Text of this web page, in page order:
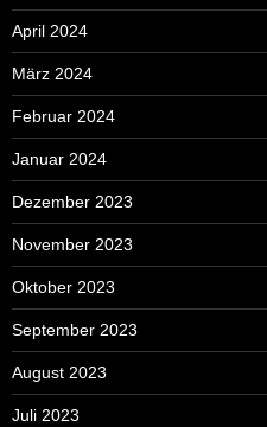
April 2024
März 2024
Februar 2024
Januar 2024
Dezember 2023
November 2023
Oktober 2023
September 2023
August 2023
Juli 2023